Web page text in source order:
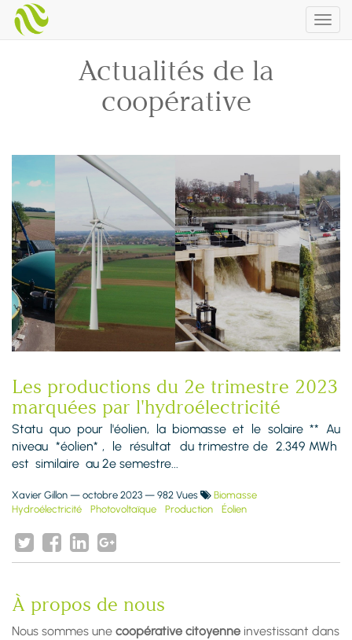
Actualités de la
coopérative
Les productions du 2e trimestre 2023
marquées par l'hydroélectricité
Statu quo pour l'éolien, la biomasse et le solaire ** Au
niveau *éolien* , le résultat du trimestre de 2.349 MWh
est similaire au 2e semestre...
Xavier Gillon — octobre 2023 — 982 Vues
Biomasse
Hydroélectricité
Photovoltaïque Production Éolien
À propos de nous
Nous sommes une coopérative citoyenne investissant dans